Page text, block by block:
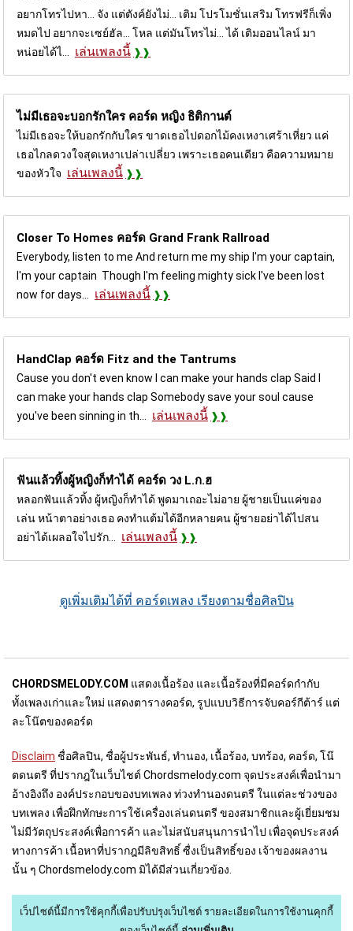
อยากโทรไปหา... จัง แต่ตังค์ยังไม่... เติม โปรโมชั่นเสริม โทรฟรีก็เพิ่ง
หมดไป อยากจะเซย์ฮัล... โหล แต่มันโทรไม่... ได้ เติมออนไลน์ มา
หน่อยได้ไ...
เล่นเพลงนี้
ไม่มีเธอจะบอกรักใคร คอร์ด หญิง ธิติกานต์
ไม่มีเธอจะให้บอกรักกับใคร ขาดเธอไปดอกไม้คงเหงาเศร้าเหี่ยว แค่
เธอไกลดวงใจสุดเหงาเปล่าเปลี่ยว เพราะเธอคนเดียว คือความหมาย
ของหัวใจ เล่นเพลงนี้
Closer To Homes คอร์ด Grand Frank Rallroad
Everybody, listen to me And return me my ship I'm your captain,
I'm your captain Though I'm feeling mighty sick I've been lost
now for days...
เล่นเพลงนี้
HandClap คอร์ด Fitz and the Tantrums
Cause you don't even know I can make your hands clap Said I
can make your hands clap Somebody save your soul cause
you've been sinning in th...
เล่นเพลงนี้
ฟันแล้วทิ้งผู้หญิงก็ทำได้ คอร์ด วง L.ก.ฮ
หลอกฟันแล้วทิ้ง ผู้หญิงก็ทำได้ พูดมาเถอะไม่อาย ผู้ชายเป็นแค่ของ
เล่น หน้าตาอย่างเธอ คงทำแต้มได้อีกหลายคน ผู้ชายอย่าได้ไปสน
อย่าได้เผลอใจไปรัก...
เล่นเพลงนี้
ดูเพิ่มเติมได้ที่ คอร์ดเพลง เรียงตามชื่อศิลปิน
CHORDSMELODY.COM แสดงเนื้อร้อง และเนื้อร้องที่มีคอร์ดกำกับ
ทั้งเพลงเก่าและใหม่ แสดงตารางคอร์ด, รูปแบบวิธีการจับคอร์กีต้าร์ แต่
ละโน๊ตของคอร์ด
Disclaim ชื่อศิลปิน, ชื่อผู้ประพันธ์, ทำนอง, เนื้อร้อง, บทร้อง, คอร์ด, โน๊
ตดนตรี ที่ปรากฎในเว็บไชต์ Chordsmelody.com จุดประสงค์เพื่อนำมา
อ้างอิงถึง องค์ประกอบของบทเพลง ท่วงทำนองดนตรี ในแต่ละช่วงของ
บทเพลง เพื่อฝึกทักษะการใช้เครื่องเล่นดนตรี ของสมาชิกและผู้เยี่ยมชม
ไม่มีวัตถุประสงค์เพื่อการค้า และไม่สนับสนุนการนำไป เพื่อจุดประสงค์
ทางการค้า เนื้อหาที่ปรากฎมีลิขสิทธิ์ ซื่งเป็นสิทธิ์ของ เจ้าของผลงาน
นั้น ๆ Chordsmelody.com มิได้มีส่วนเกี่ยวข้อง.
เว็ปไซต์นี้มีการใช้คุกกี้เพื่อปรับปรุงเว็บไซต์ รายละเอียดในการใช้งานคุกกี้